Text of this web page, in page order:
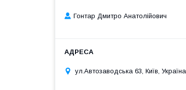
Гонтар Дмитро Анатолійович
ул.Автозаводська 63, Київ, Україна